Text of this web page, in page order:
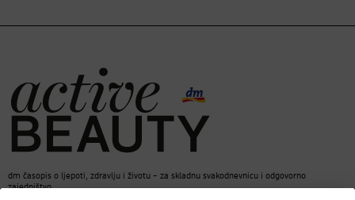
dm časopis o ljepoti, zdravlju i životu – za skladnu svakodnevnicu i odgovorno
zajedništvo.